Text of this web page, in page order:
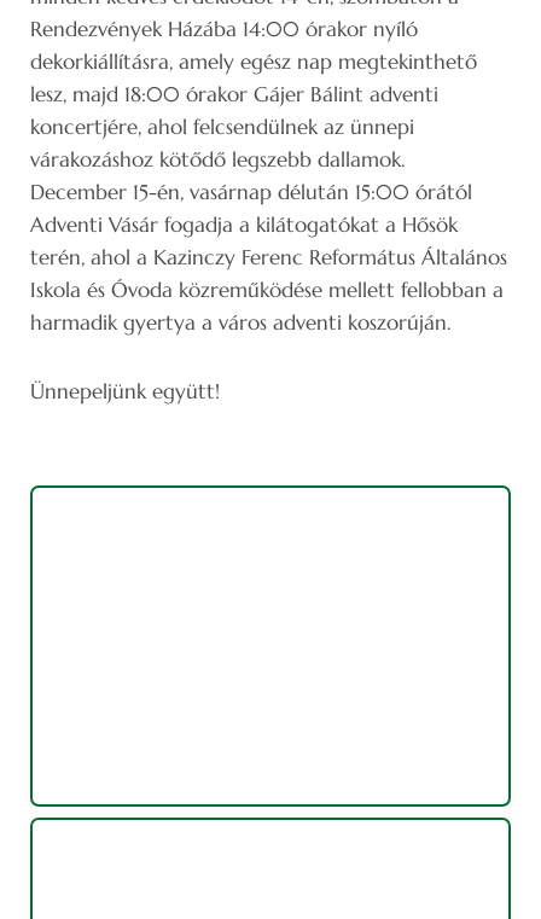
Rendezvények Házába 14:00 órakor nyíló
dekorkiállításra, amely egész nap megtekinthető
lesz, majd 18:00 órakor Gájer Bálint adventi
koncertjére, ahol felcsendülnek az ünnepi
várakozáshoz kötődő legszebb dallamok.
December 15-én, vasárnap délután 15:00 órától
Adventi Vásár fogadja a kilátogatókat a Hősök
terén, ahol a Kazinczy Ferenc Református Általános
Iskola és Óvoda közreműködése mellett fellobban a
harmadik gyertya a város adventi koszorúján.
Ünnepeljünk együtt!